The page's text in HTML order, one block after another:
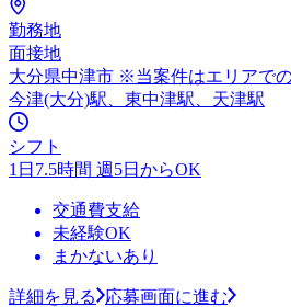
勤務地
面接地
大分県中津市 ※当案件はエリアで
今津(大分)駅、東中津駅、天津駅
シフト
1日7.5時間 週5日からOK
交通費支給
未経験OK
まかないあり
詳細を見る
応募画面に進む